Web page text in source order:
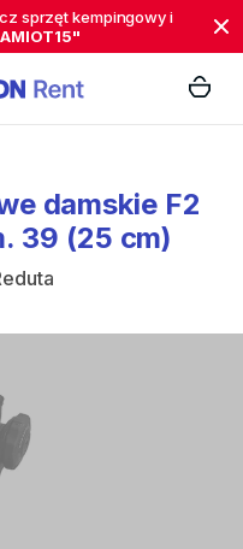
sprzęt kempingowy i
damskie F2
39 (25 cm)